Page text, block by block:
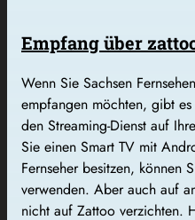
Empfang über
Wenn Sie Sachsen
empfangen möchten, gibt
den Streaming-Dienst auf
Sie einen Smart TV mit
Fernseher besitzen, können
verwenden. Aber auch auf
nicht auf Zattoo verzichten.